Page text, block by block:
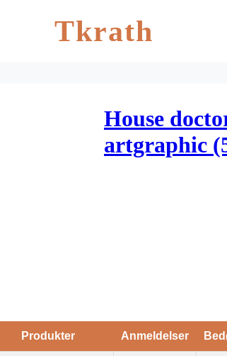
Tkrath
House
artgraphic
Produkter Anmeldelser